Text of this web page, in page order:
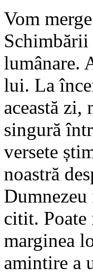
Vom
Schimbării
lumânare.
lui. La
această zi,
singură
versete
noastră
citit. Poate
marginea
amintire a